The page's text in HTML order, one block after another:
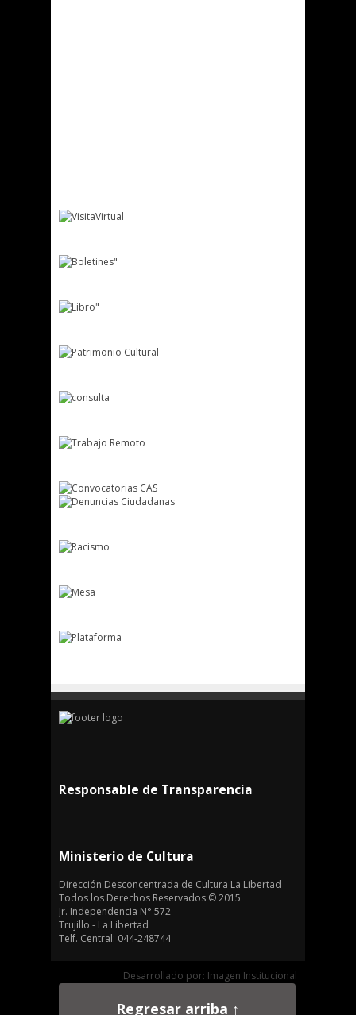
Responsable de Transparencia
Ministerio de Cultura
Dirección Desconcentrada de Cultura La Libertad
Todos los Derechos Reservados © 2015
Jr. Independencia N° 572
Trujillo - La Libertad
Telf. Central: 044-248744
Desarrollado por: Imagen Institucional
Regresar arriba ↑